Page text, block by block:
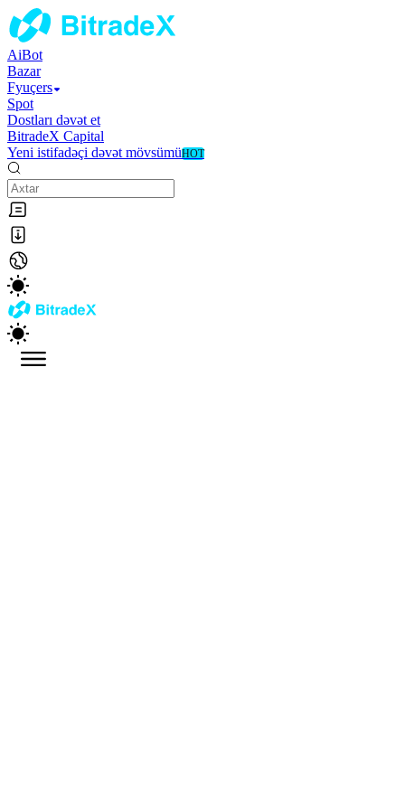
AiBot
Bazar
Fyuçers
Spot
Dostları dəvət et
BitradeX Capital
Yeni istifadəçi dəvət mövsümüHOT